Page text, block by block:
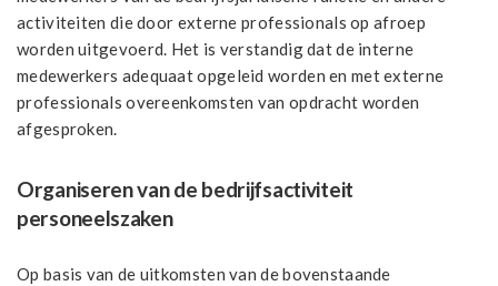
activiteiten die door externe professionals op afroep
worden uitgevoerd. Het is verstandig dat de interne
medewerkers adequaat opgeleid worden en met externe
professionals overeenkomsten van opdracht worden
afgesproken.
Organiseren van de bedrijfsactiviteit
personeelszaken
Op basis van de uitkomsten van de bovenstaande